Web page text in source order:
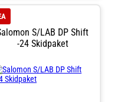
S/LAB DP Shift
-24 Skidpaket